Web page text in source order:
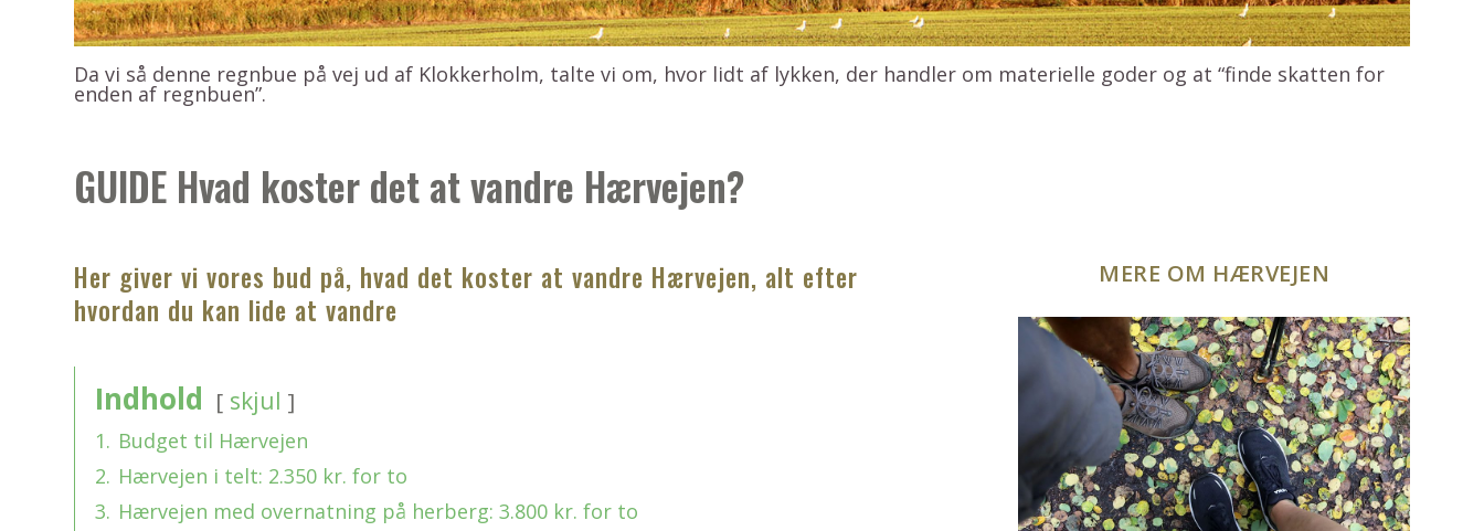
Da vi så denne regnbue på vej ud af Klokkerholm, talte vi om, hvor lidt af lykken, der handler om materielle goder og at “finde skatten for
enden af regnbuen”.
GUIDE Hvad koster det at vandre Hærvejen?
Her giver vi vores bud på, hvad det koster at vandre Hærvejen, alt efter
hvordan du kan lide at vandre
Indhold skjul
1. Budget til Hærvejen
2. Hærvejen i telt: 2.350 kr. for to
3. Hærvejen med overnatning på herberg: 3.800 kr. for to
MERE OM HÆRVEJEN